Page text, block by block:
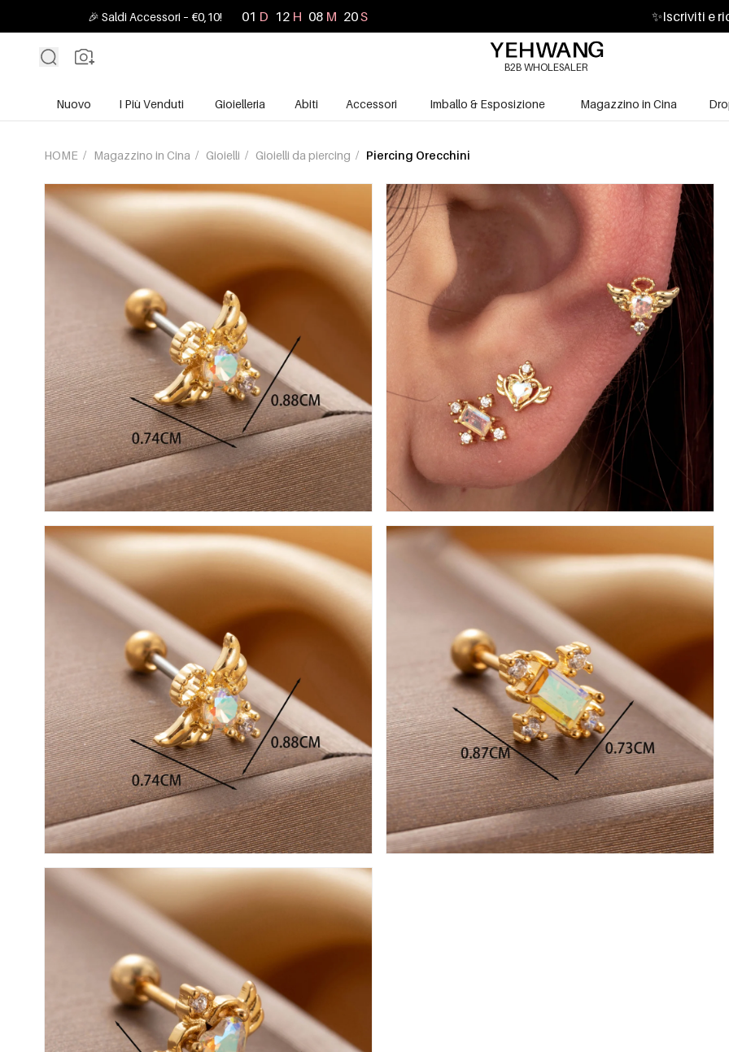
🎉 Saldi Accessori – €0,10! 01 D 12 H 08 M 17S ✨Iscriviti e
B2B WHOLESALER
Nuovo I Più Venduti Gioielleria Abiti Accessori Imballo & Esposizione Magazzino in Cina
HOME / Magazzino in Cina / Gioielli / Gioielli da piercing / Piercing Orecchini